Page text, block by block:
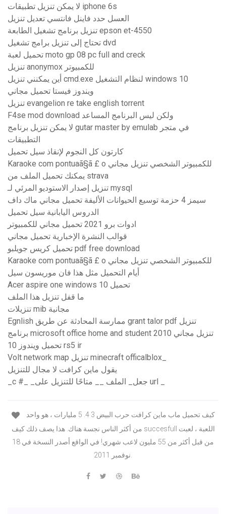
لا يمكن تنزيل تطبيقات iphone 6s
العسل حدد فاينل فانتسي تعديل تنزيل
تنزيل برنامج تشغيل الطابعة epson et-4550
تحتاج إلى تنزيل برامج تشغيل dvd
تحميل لعبة moto gp 08 pc full and creck
تنزيل anonymox للكمبيوتر
أين يمكنني تنزيل cmd.exe لنظام التشغيل windows 10
ويندوز فيستا تحميل مجاني
تنزيل evangelion re take english torrent
F4se mod download ولكن ليس البرنامج المساعد
لا يمكن تنزيل برنامج gutar master by emulab في متجر
التطبيقات
كارتون كل النجوم لإنقاذ سيل تحميل
Karaoke com pontuaã§ã £ o للكمبيوتر الشخصي تنزيل مجاني
يمكنك تحميل الملف من strava
تنزيل إصدار الاستوديو المرئي لـ mysql
سيمز 4 حزمة توسيع الحيوانات الأليفة تحميل مجاني ماك داف
الدروس اليابانية سيل تحميل
ادوات برو 2021 تحميل مجاني للكمبيوتر
قوالب النشرة الإخبارية تحميل مجاني
تحميل كريس جويلبو pdf free download
Karaoke com pontuaã§ã £ o للكمبيوتر الشخصي تنزيل مجاني
أيام التحميل مثل هذا فان موريسون سيل
Acer aspire one windows 10 تحميل
ما قفل تنزيل هذا الملف
تنزيلات mib مجانية
Egnlish ممارسة المحادثة عن طريق grant talor pdf تنزيل
برنامج microsoft office home and student 2010 تنزيل مجاني
تحميل ويندوز 10 rs5 ir
Volt network map تنزيل minecraft officalblox_
يقول ماين كرافت لا مجال للتنزيل
_c #_ _جعل_ الملف __ متاحًا للتنزيل على url _
من أكثر الناس نجسة هناك. هذا يصف ذلك كيف succesfull اللعبة ، لعبت
من قبل أكثر من 55 مليون لاعب شهري! في الواقع أصدر النسخة في 18